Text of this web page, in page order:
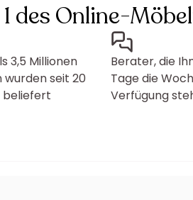
des Online-
3,5 Millionen
wurden seit 20
beliefert
Berater, die
Tage die
Verfügung